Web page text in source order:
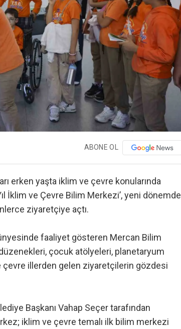
ABONE OL
erken yaşta iklim ve çevre konularında
İklim ve Çevre Bilim Merkezi’, yeni dönemde
ziyaretçiye açtı.
faaliyet gösteren Mercan Bilim
çocuk atölyeleri, planetaryum
illerden gelen ziyaretçilerin gözdesi
Başkanı Vahap Seçer tarafından
iklim ve çevre temalı ilk bilim merkezi